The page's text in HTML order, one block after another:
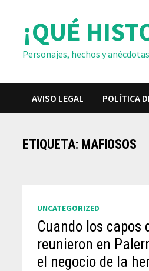
contenido¡QUÉ
Personajes, hechos y
AVISO LEGAL POLÍTICA
ETIQUETA: MAFIOSOS
UNCATEGORIZED
Cuando los capos
reunieron en
el negocio de la